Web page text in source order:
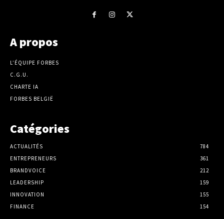
A propos
L’ÉQUIPE FORBES
C.G.U.
CHARTE IA
FORBES BELGIË
Catégories
ACTUALITÉS
784
ENTREPRENEURS
361
BRANDVOICE
212
LEADERSHIP
159
INNOVATION
155
FINANCE
154